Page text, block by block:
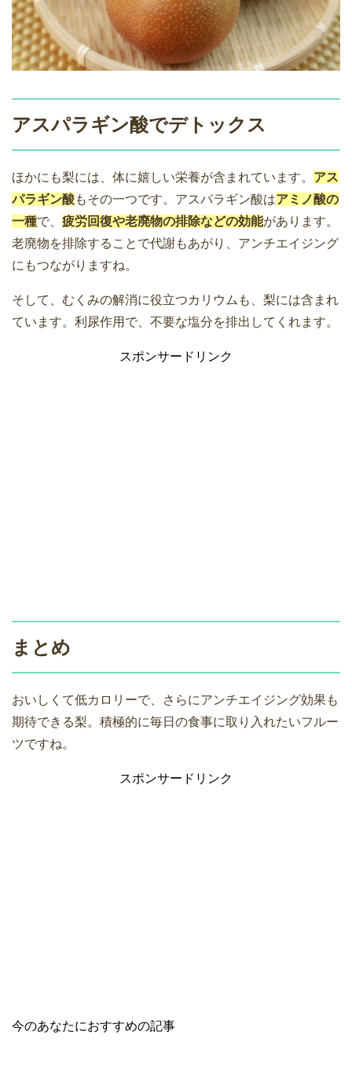
アスパラギン酸でデトックス
ほかにも梨には、体に嬉しい栄養が含まれています。 アス
パラギン酸もその一つです。アスパラギン酸はアミノ酸の
一種で、 疲労回復や老廃物の排除などの効能があります。
老廃物を排除することで代謝もあがり、アンチエイジング
にもつながりますね。
そして、むくみの解消に役立つカリウムも、梨には含まれ
ています。利尿作用で、不要な塩分を排出してくれます。
スポンサードリンク
まとめ
おいしくて低カロリーで、さらにアンチエイジング効果も
期待できる梨。積極的に毎日の食事に取り入れたいフルー
ツですね。
スポンサードリンク
今のあなたにおすすめの記事